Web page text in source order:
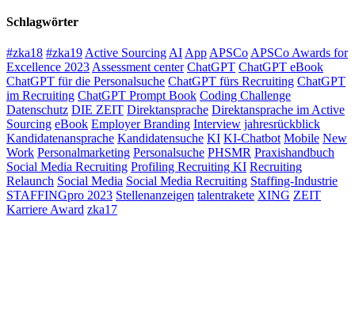
Schlagwörter
#zka18 #zka19 Active Sourcing AI App APSCo APSCo Awards for
Excellence 2023 Assessment center ChatGPT ChatGPT eBook
ChatGPT für die Personalsuche ChatGPT fürs Recruiting ChatGPT
im Recruiting ChatGPT Prompt Book Coding Challenge
Datenschutz DIE ZEIT Direktansprache Direktansprache im Active
Sourcing eBook Employer Branding Interview jahresrückblick
Kandidatenansprache Kandidatensuche KI KI-Chatbot Mobile New
Work Personalmarketing Personalsuche PHSMR Praxishandbuch
Social Media Recruiting Profiling Recruiting KI Recruiting
Relaunch Social Media Social Media Recruiting Staffing-Industrie
STAFFINGpro 2023 Stellenanzeigen talentrakete XING ZEIT
Karriere Award zka17